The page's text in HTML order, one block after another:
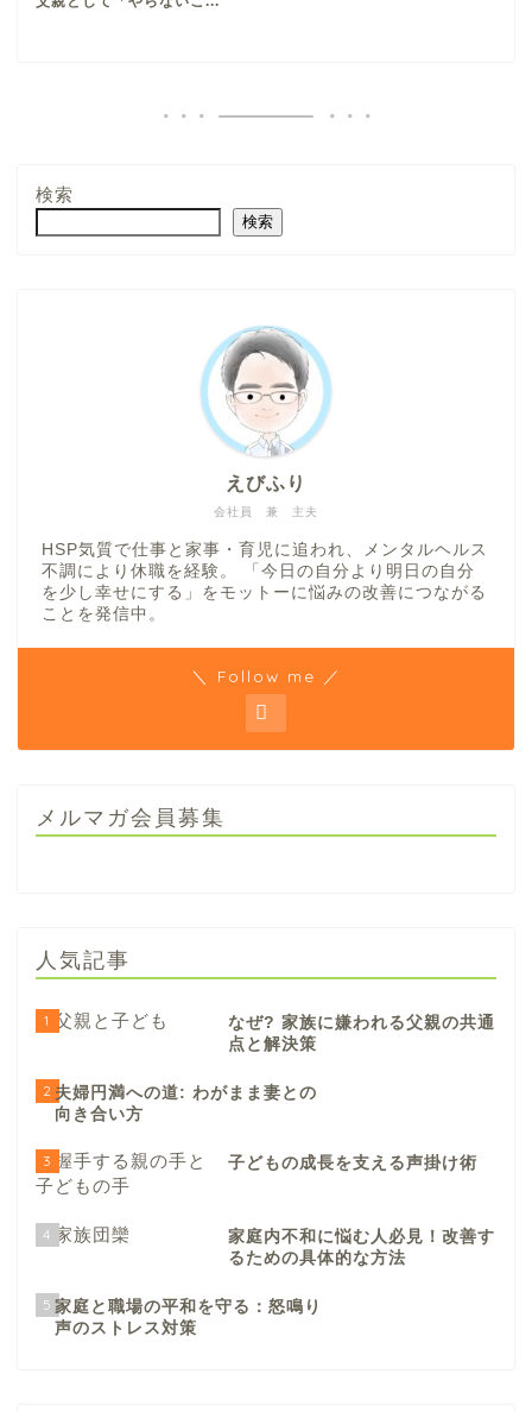
検索
検索
会社員 兼 主夫
えびふり
HSP気質で仕事と家事・育児に追われ、メンタルヘルス
不調により休職を経験。 「今日の自分より明日の自分
を少し幸せにする」をモットーに悩みの改善につながる
ことを発信中。
＼ Follow me ／
メルマガ会員募集
人気記事
1
なぜ? 家族に嫌われる父親の共通
点と解決策
2 夫婦円満への道: わがまま妻との
向き合い方
3 子どもの成長を支える声掛け術
4
家庭内不和に悩む人必見！改善す
るための具体的な方法
5 家庭と職場の平和を守る：怒鳴り
声のストレス対策